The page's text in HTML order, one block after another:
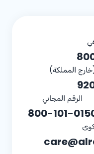
المملكة)
الرقم المجاني
800-101-